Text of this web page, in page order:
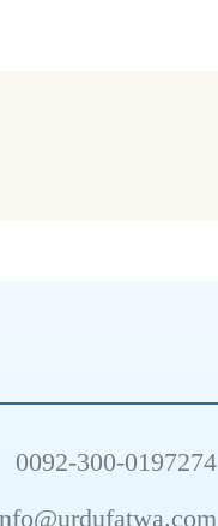
0092-300-0197274